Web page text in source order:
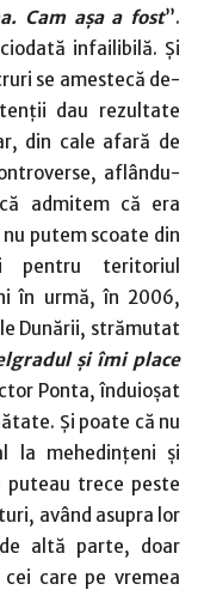
Cam aşa a fost”.
infailibilă. Şi
se amestecă de-
dau rezultate
din cale afară de
aflându-
admitem că era
putem scoate din
pentru teritoriul
în urmă, în 2006,
Dunării, strămutat
şi îmi place
Ponta, înduioşat
Şi poate că nu
la mehedinţeni şi
puteau trece peste
având asupra lor
altă parte, doar
care pe vremea